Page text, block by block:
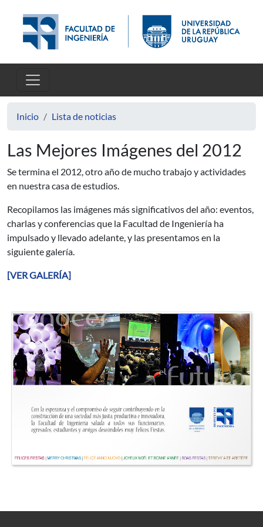
Inicio Lista de noticias
Las Mejores Imágenes del 2012
Se termina el 2012, otro año de mucho trabajo y actividades
en nuestra casa de estudios.
Recopilamos las imágenes más significativos del año: eventos,
charlas y conferencias que la Facultad de Ingeniería ha
impulsado y llevado adelante, y las presentamos en la
siguiente galería.
[VER GALERÍA]